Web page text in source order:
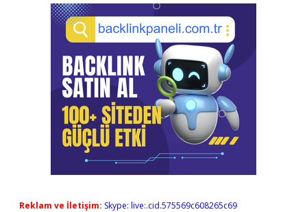
Reklam ve İletişim: Skype: live:.cid.575569c608265c69